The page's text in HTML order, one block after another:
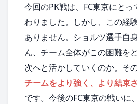
今回のPK戦は、FC東京にと
わりました。しかし、この経
ありません。ショルツ選手自
ん、チーム全体がこの困難を
次へと活かしていくのか。そ
チームをより強く、より結束
です。今後のFC東京の戦いに